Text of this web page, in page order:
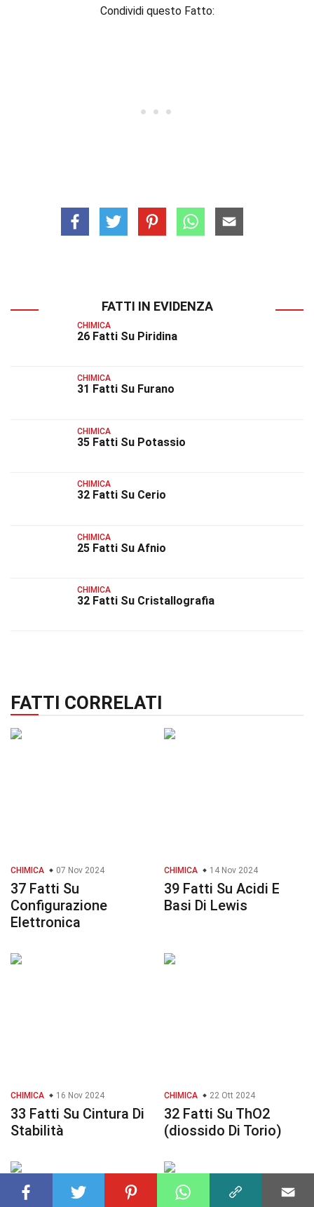
Condividi questo Fatto:
FATTI IN EVIDENZA
CHIMICA
26 Fatti Su Piridina
CHIMICA
31 Fatti Su Furano
CHIMICA
35 Fatti Su Potassio
CHIMICA
32 Fatti Su Cerio
CHIMICA
25 Fatti Su Afnio
CHIMICA
32 Fatti Su Cristallografia
FATTI CORRELATI
CHIMICA 07 Nov 2024
37 Fatti Su
Configurazione
Elettronica
CHIMICA 14 Nov 2024
39 Fatti Su Acidi E
Basi Di Lewis
CHIMICA 16 Nov 2024
33 Fatti Su Cintura Di
Stabilità
CHIMICA 22 Ott 2024
32 Fatti Su ThO2
(diossido Di Torio)